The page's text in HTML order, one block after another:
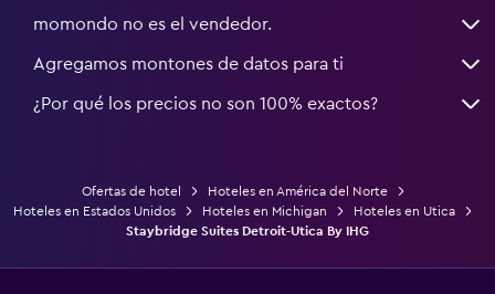
momondo no es el vendedor.
Agregamos montones de datos para ti
¿Por qué los precios no son 100% exactos?
Ofertas de hotel
Hoteles en América del Norte
Hoteles en Estados Unidos
Hoteles en Michigan
Hoteles en Utica
Staybridge Suites Detroit-Utica By IHG